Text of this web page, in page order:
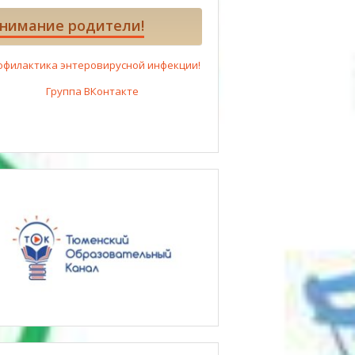
родители!
энтеровирусной инфекции!
Группа ВКонтакте